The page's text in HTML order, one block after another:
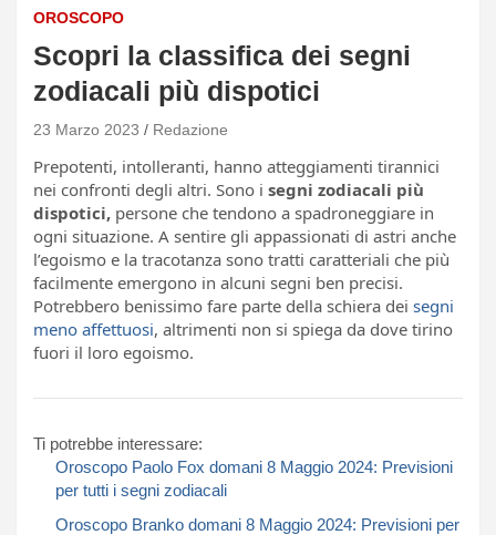
OROSCOPO
Scopri la classifica dei segni
zodiacali più dispotici
23 Marzo 2023 Redazione
Prepotenti, intolleranti, hanno atteggiamenti tirannici
nei confronti degli altri. Sono i segni zodiacali più
dispotici, persone che tendono a spadroneggiare in
ogni situazione. A sentire gli appassionati di astri anche
l’egoismo e la tracotanza sono tratti caratteriali che più
facilmente emergono in alcuni segni ben precisi.
Potrebbero benissimo fare parte della schiera dei segni
meno affettuosi, altrimenti non si spiega da dove tirino
fuori il loro egoismo.
Ti potrebbe interessare:
Oroscopo Paolo Fox domani 8 Maggio 2024: Previsioni
per tutti i segni zodiacali​​​​​
Oroscopo Branko domani 8 Maggio 2024: Previsioni per